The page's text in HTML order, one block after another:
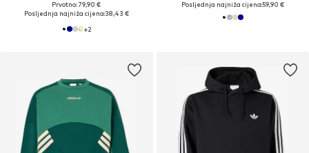
Prvotno: 79,90 €
Posljednja najniža cijena:38,43 €
+2
Posljednja najniža cijena:59,90 €